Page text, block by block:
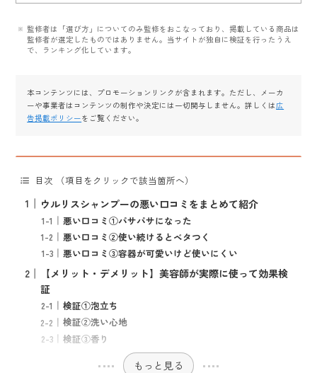
監修者は「選び方」についてのみ監修をおこなっており、掲載している商品は
監修者が選定したものではありません。当サイトが独自に検証を行ったうえ
で、ランキング化しています。
本コンテンツには、プロモーションリンクが含まれます。ただし、メーカ
ーや事業者はコンテンツの制作や決定には一切関与しません。詳しくは 広
告掲載ポリシーをご覧ください。
目次 （項目をクリックで該当箇所へ）
ウルリスシャンプーの悪い口コミをまとめて紹介
悪い口コミ①パサパサになった
悪い口コミ②使い続けるとベタつく
悪い口コミ③容器が可愛いけど使いにくい
【メリット・デメリット】美容師が実際に使って効果検
証
検証①泡立ち
検証②洗い心地
検証③香り
もっと見る